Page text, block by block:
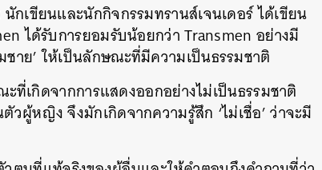
กเขียนและนักกิจกรรมทรานส์เจนเดอร์ ได้เขียน
ได้รับการยอมรับน้อยกว่า Transmen อย่างมี
าย’ ให้เป็นลักษณะที่มีความเป็นธรรมชาติ
กิดจากการแสดงออกอย่างไม่เป็นธรรมชาติ
ผู้หญิง จึงมักเกิดจากความรู้สึก ‘ไม่เชื่อ’ ว่าจะมี